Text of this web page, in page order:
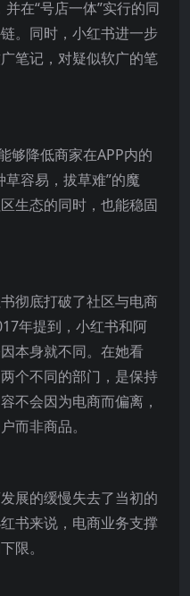
在“号店一体”实行的同
。同时，小红书进一步
笔记，对疑似软广的笔
够降低商家在APP内的
容易，拔草难”的魔
生态的同时，也能稳固
彻底打破了社区与电商
年提到，小红书和阿
本身就不同。在她看
个不同的部门，是保持
不会因为电商而偏离，
而非商品。
展的缓慢失去了当初的
书来说，电商业务支撑
限。